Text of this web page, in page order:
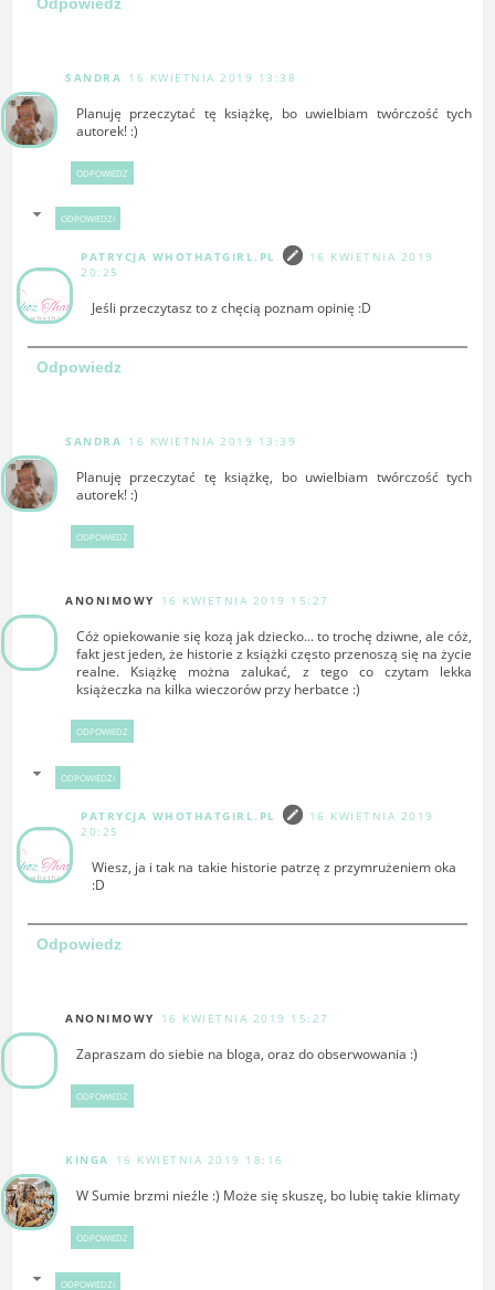
SANDRA 16 KWIETNIA 2019 13:38
Planuję przeczytać tę książkę, bo uwielbiam twórczość tych
autorek! :)
ODPOWIEDZ
ODPOWIEDZI
PATRYCJA WHOTHATGIRL.PL
16 KWIETNIA 2019
20:25
Jeśli przeczytasz to z chęcią poznam opinię :D
Odpowiedz
SANDRA 16 KWIETNIA 2019 13:39
Planuję przeczytać tę książkę, bo uwielbiam twórczość tych
autorek! :)
ODPOWIEDZ
ANONIMOWY 16 KWIETNIA 2019 15:27
Cóż opiekowanie się kozą jak dziecko... to trochę dziwne, ale cóż,
fakt jest jeden, że historie z książki często przenoszą się na życie
realne. Książkę można zalukać, z tego co czytam lekka
książeczka na kilka wieczorów przy herbatce :)
ODPOWIEDZ
ODPOWIEDZI
PATRYCJA WHOTHATGIRL.PL
16 KWIETNIA 2019
20:25
Wiesz, ja i tak na takie historie patrzę z przymrużeniem oka
:D
Odpowiedz
ANONIMOWY 16 KWIETNIA 2019 15:27
Zapraszam do siebie na bloga, oraz do obserwowania :)
ODPOWIEDZ
KINGA 16 KWIETNIA 2019 18:16
W Sumie brzmi nieźle :) Może się skuszę, bo lubię takie klimaty
ODPOWIEDZ
ODPOWIEDZI